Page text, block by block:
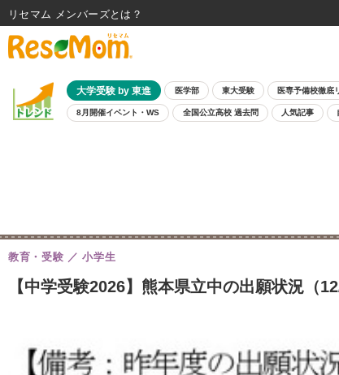
大学受験 by 東進 医学部 東大受験 医専予備校徹底
8月開催イベント・WS 全国公立高校 過去問 人気記事
【中学受験2026】熊本県立中の出願状況（
教育・受験 小学生
リセマム メンバーズ